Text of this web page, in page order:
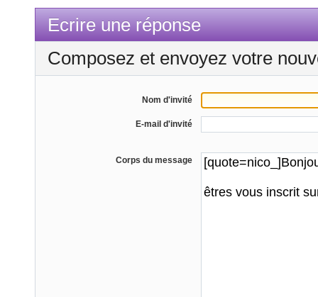
Ecrire une réponse
Composez et envoyez votre
Nom d'invité
E-mail d'invité
Corps du message